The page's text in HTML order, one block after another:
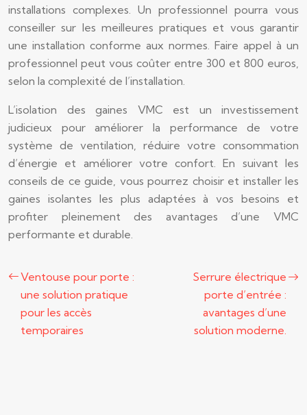
installations complexes. Un professionnel pourra vous
conseiller sur les meilleures pratiques et vous garantir
une installation conforme aux normes. Faire appel à un
professionnel peut vous coûter entre 300 et 800 euros,
selon la complexité de l’installation.
L’isolation des gaines VMC est un investissement
judicieux pour améliorer la performance de votre
système de ventilation, réduire votre consommation
d’énergie et améliorer votre confort. En suivant les
conseils de ce guide, vous pourrez choisir et installer les
gaines isolantes les plus adaptées à vos besoins et
profiter pleinement des avantages d’une VMC
performante et durable.
Ventouse pour porte :
une solution pratique
pour les accès
temporaires
Serrure électrique
porte d’entrée :
avantages d’une
solution moderne.